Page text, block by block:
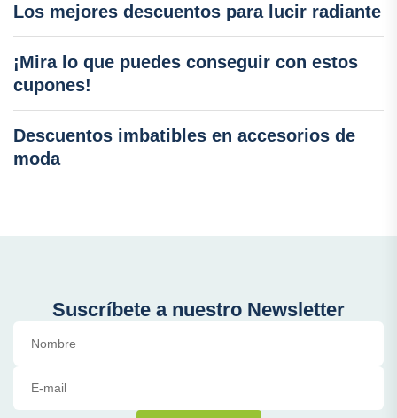
Los mejores descuentos para lucir radiante
¡Mira lo que puedes conseguir con estos
cupones!
Descuentos imbatibles en accesorios de
moda
Suscríbete a nuestro Newsletter